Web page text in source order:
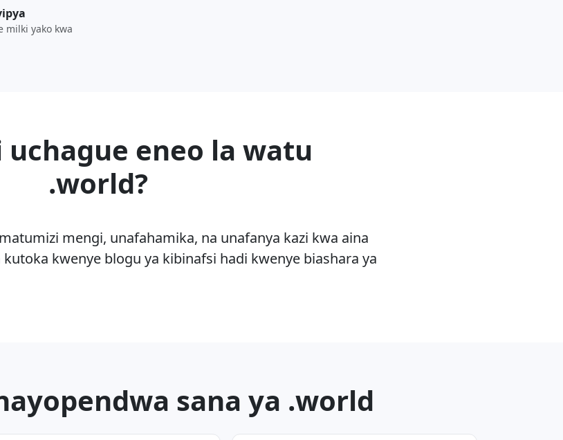
milki yako kwa
uchague eneo la watu
.world?
mengi, unafahamika, na unafanya kazi kwa aina
kwenye blogu ya kibinafsi hadi kwenye biashara ya
sana ya .world